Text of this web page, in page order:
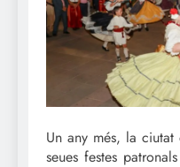
Un any més, la ciutat
seues festes